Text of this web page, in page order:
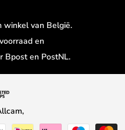
winkel van België.
en
Bpost en PostNL.